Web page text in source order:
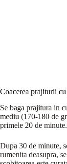
Coacerea prajiturii
Se baga prajitura in
mediu (170-180 de
primele 20 de minute.
Dupa 30 de minute,
rumenita deasupra,